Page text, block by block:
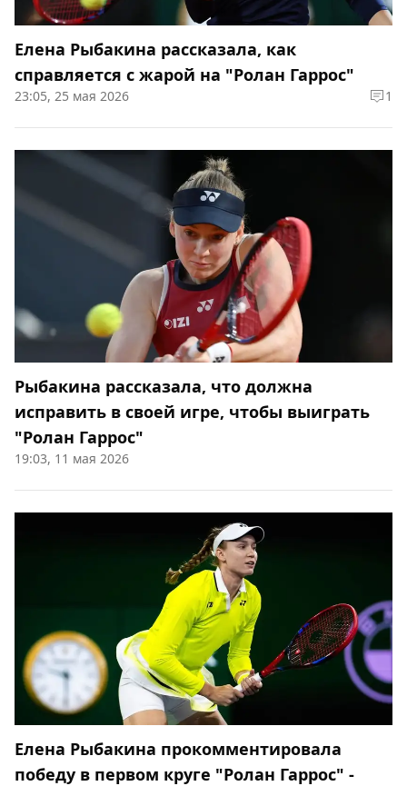
Елена Рыбакина рассказала, как
справляется с жарой на "Ролан Гаррос"
23:05, 25 мая 2026 1
Рыбакина рассказала, что должна
исправить в своей игре, чтобы выиграть
"Ролан Гаррос"
19:03, 11 мая 2026
Елена Рыбакина прокомментировала
победу в первом круге "Ролан Гаррос" -